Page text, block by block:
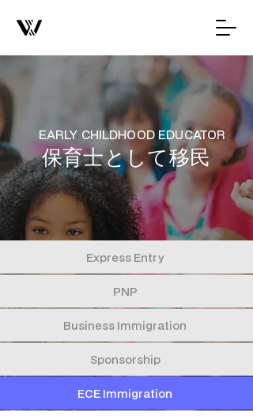
EARLY CHILDHOOD EDUCATOR
保育士として移民
Express Entry
PNP
Business Immigration
Sponsorship
ECE Immigration